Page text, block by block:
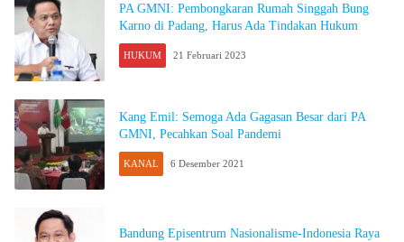
PA GMNI: Pembongkaran Rumah Singgah Bung
Karno di Padang, Harus Ada Tindakan Hukum
HUKUM 21 Februari 2023
Kang Emil: Semoga Ada Gagasan Besar dari PA
GMNI, Pecahkan Soal Pandemi
KANAL 6 Desember 2021
Bandung Episentrum Nasionalisme-Indonesia Raya